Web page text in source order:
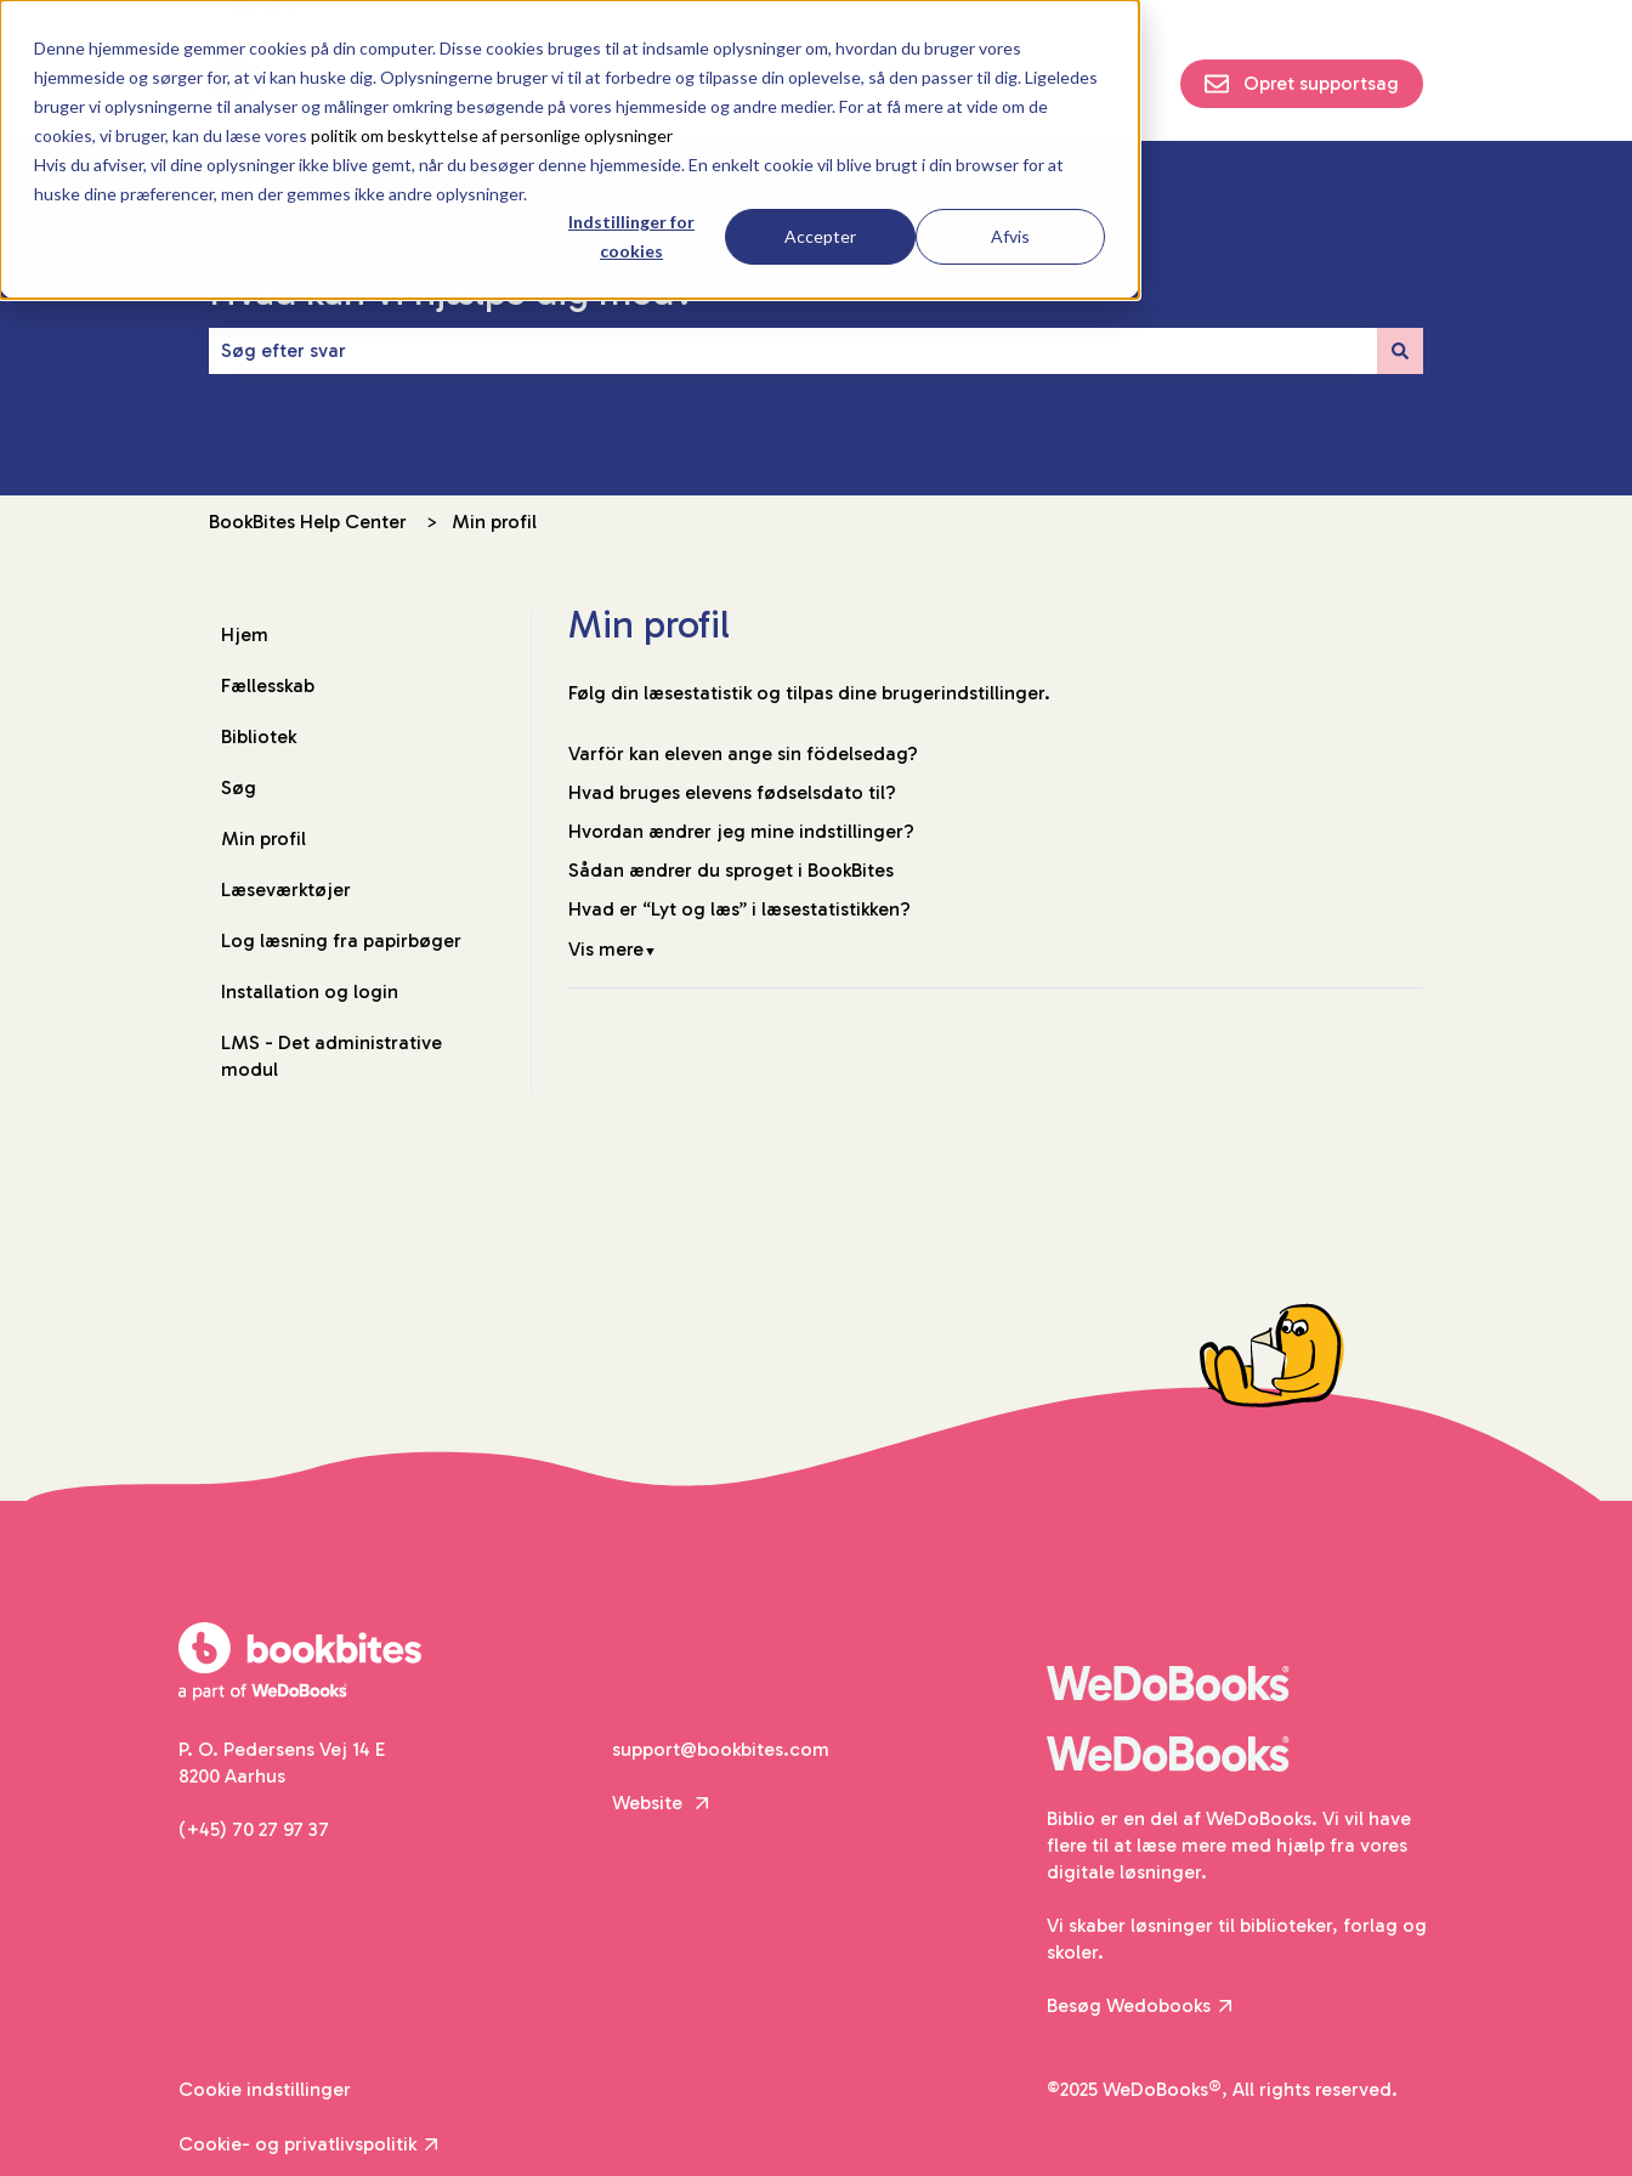
Denne hjemmeside gemmer cookies på din computer. Disse cookies bruges til at indsamle oplysninger om, hvordan du bruger vores
hjemmeside og sørger for, at vi kan huske dig. Oplysningerne bruger vi til at forbedre og tilpasse din oplevelse, så den passer til dig. Ligeledes
bruger vi oplysningerne til analyser og målinger omkring besøgende på vores hjemmeside og andre medier. For at få mere at vide om de
cookies, vi bruger, kan du læse vores politik om beskyttelse af personlige oplysninger
Hvis du afviser, vil dine oplysninger ikke blive gemt, når du besøger denne hjemmeside. En enkelt cookie vil blive brugt i din browser for at
huske dine præferencer, men der gemmes ikke andre oplysninger.
Indstillinger for
cookies
Accepter Afvis
Opret supportsag
Hvad kan vi hjælpe dig med?
BookBites Help Center Min profil
Min profil
Følg din læsestatistik og tilpas dine brugerindstillinger.
Varför kan eleven ange sin födelsedag?
Hvad bruges elevens fødselsdato til?
Hvordan ændrer jeg mine indstillinger?
Sådan ændrer du sproget i BookBites
Hvad er “Lyt og læs” i læsestatistikken?
Vis mere▼
Hjem
Fællesskab
Bibliotek
Søg
Min profil
Læseværktøjer
Log læsning fra papirbøger
Installation og login
LMS - Det administrative
modul
P. O. Pedersens Vej 14 E
8200 Aarhus
(+45) 70 27 97 37
support@bookbites.com
Website
Biblio er en del af WeDoBooks. Vi vil have
flere til at læse mere med hjælp fra vores
digitale løsninger.
Vi skaber løsninger til biblioteker, forlag og
skoler.
Besøg Wedobooks
Cookie indstillinger
Cookie- og privatlivspolitik
©2025 WeDoBooks®, All rights reserved.